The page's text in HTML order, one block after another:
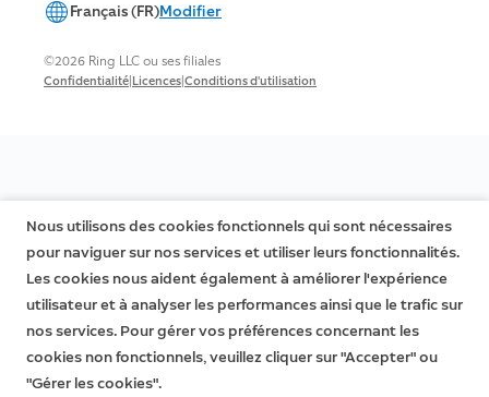
Français (FR)Modifier
©2026 Ring LLC ou ses filiales
Confidentialité|Licences|Conditions d'utilisation
Nous utilisons des cookies fonctionnels qui sont nécessaires
pour naviguer sur nos services et utiliser leurs fonctionnalités.
Les cookies nous aident également à améliorer l'expérience
utilisateur et à analyser les performances ainsi que le trafic sur
nos services. Pour gérer vos préférences concernant les
cookies non fonctionnels, veuillez cliquer sur "Accepter" ou
"Gérer les cookies".